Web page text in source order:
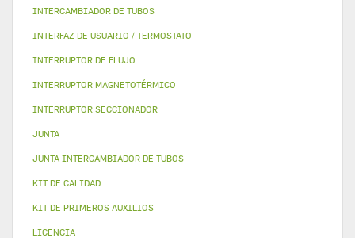
INTERCAMBIADOR DE TUBOS
INTERFAZ DE USUARIO / TERMOSTATO
INTERRUPTOR DE FLUJO
INTERRUPTOR MAGNETOTÉRMICO
INTERRUPTOR SECCIONADOR
JUNTA
JUNTA INTERCAMBIADOR DE TUBOS
KIT DE CALIDAD
KIT DE PRIMEROS AUXILIOS
LICENCIA